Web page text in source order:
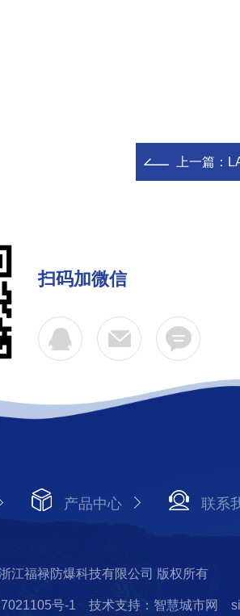
上一篇：
扫码加微信
产品中心 联系
江福禄防爆科技有限公司 版权所有
号-1 技术支持：智慧城市网